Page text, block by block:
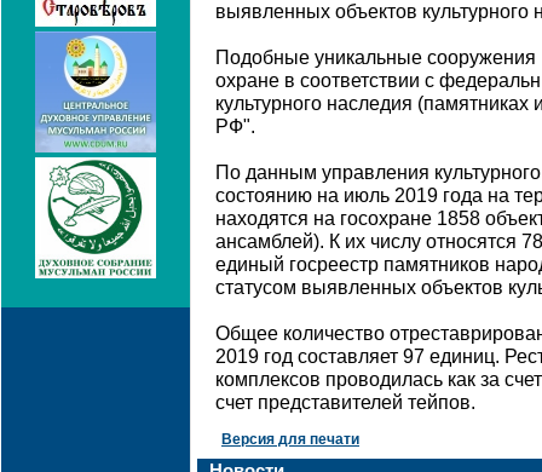
выявленных объектов культурного
Подобные уникальные сооружения
охране в соответствии с
культурного наследия (памятниках
РФ".
По данным управления
состоянию на июль 2019 года на
находятся на госохране 1858
ансамблей). К их числу относятся
единый госреестр памятников
статусом выявленных объектов
Общее количество
2019 год составляет 97 единиц.
комплексов проводилась как за
счет представителей тейпов.
Версия для печати